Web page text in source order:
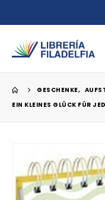
GESCHENKE,
EIN KLEINES GLÜCK FÜR